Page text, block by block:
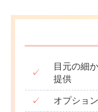
✓
目元の細
提供
✓ オプショ